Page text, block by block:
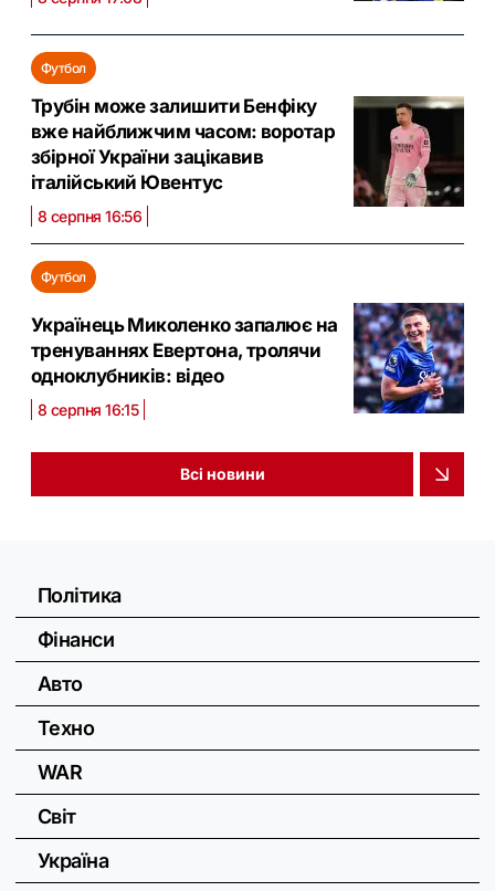
Футбол
Трубін може залишити Бенфіку
вже найближчим часом: воротар
збірної України зацікавив
італійський Ювентус
8 серпня 16:56
Футбол
Українець Миколенко запалює на
тренуваннях Евертона, тролячи
одноклубників: відео
8 серпня 16:15
Всі новини
Політика
Фінанси
Авто
Техно
WAR
Світ
Україна